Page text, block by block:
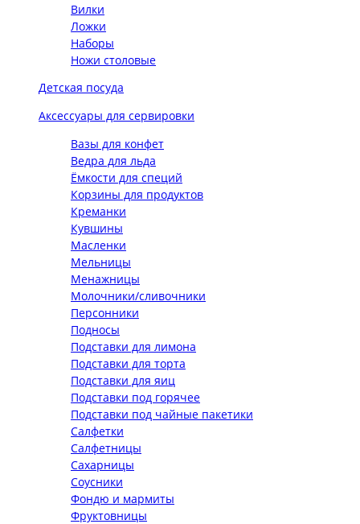
Вилки
Ложки
Наборы
Ножи столовые
Детская посуда
Аксессуары для сервировки
Вазы для конфет
Ведра для льда
Ёмкости для специй
Корзины для продуктов
Креманки
Кувшины
Масленки
Мельницы
Менажницы
Молочники/сливочники
Персонники
Подносы
Подставки для лимона
Подставки для торта
Подставки для яиц
Подставки под горячее
Подставки под чайные пакетики
Салфетки
Салфетницы
Сахарницы
Соусники
Фондю и мармиты
Фруктовницы